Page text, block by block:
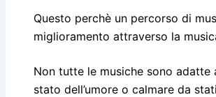
Questo perchè un percorso di
miglioramento attraverso la
Non tutte le musiche sono
stato dell’umore o calmare da